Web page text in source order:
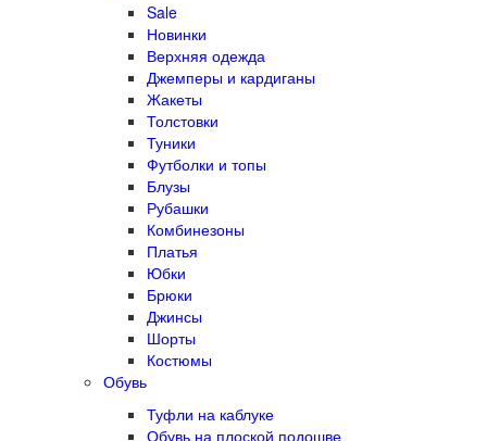
Sale
Новинки
Верхняя одежда
Джемперы и кардиганы
Жакеты
Толстовки
Туники
Футболки и топы
Блузы
Рубашки
Комбинезоны
Платья
Юбки
Брюки
Джинсы
Шорты
Костюмы
Обувь
Туфли на каблуке
Обувь на плоской подошве